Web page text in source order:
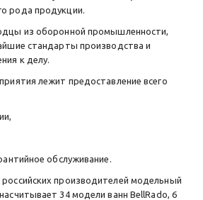
рода продукции.
из оборонной промышленности,
стандарты производства и
к делу.
лежит предоставление всего
обслуживание.
производителей модельный
34 модели ванн BellRado, 6